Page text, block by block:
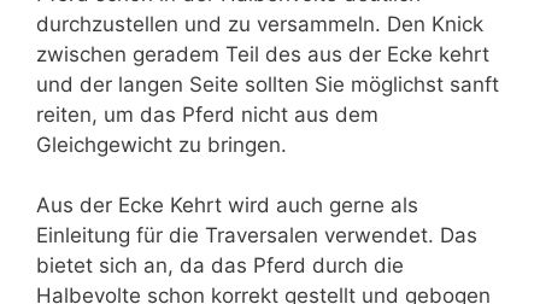
durchzustellen und zu versammeln. Den Knick
zwischen geradem Teil des aus der Ecke kehrt
und der langen Seite sollten Sie möglichst sanft
reiten, um das Pferd nicht aus dem
Gleichgewicht zu bringen.
Aus der Ecke Kehrt wird auch gerne als
Einleitung für die Traversalen verwendet. Das
bietet sich an, da das Pferd durch die
Halbevolte schon korrekt gestellt und gebogen